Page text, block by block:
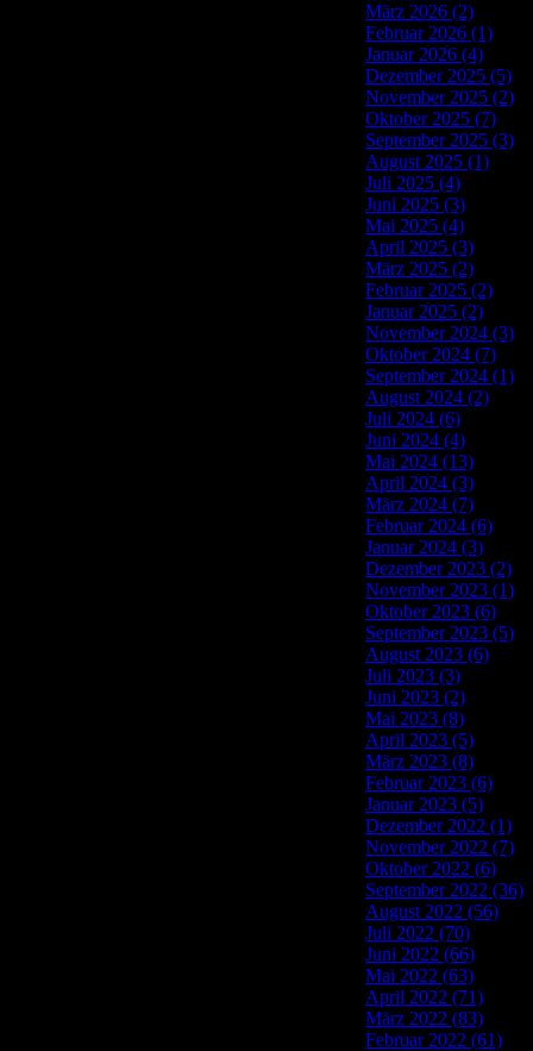
März 2026 (2)
Februar 2026 (1)
Januar 2026 (4)
Dezember 2025 (5)
November 2025 (2)
Oktober 2025 (7)
September 2025 (3)
August 2025 (1)
Juli 2025 (4)
Juni 2025 (3)
Mai 2025 (4)
April 2025 (3)
März 2025 (2)
Februar 2025 (2)
Januar 2025 (2)
November 2024 (3)
Oktober 2024 (7)
September 2024 (1)
August 2024 (2)
Juli 2024 (6)
Juni 2024 (4)
Mai 2024 (13)
April 2024 (3)
März 2024 (7)
Februar 2024 (6)
Januar 2024 (3)
Dezember 2023 (2)
November 2023 (1)
Oktober 2023 (6)
September 2023 (5)
August 2023 (6)
Juli 2023 (3)
Juni 2023 (2)
Mai 2023 (8)
April 2023 (5)
März 2023 (8)
Februar 2023 (6)
Januar 2023 (5)
Dezember 2022 (1)
November 2022 (7)
Oktober 2022 (6)
September 2022 (36)
August 2022 (56)
Juli 2022 (70)
Juni 2022 (66)
Mai 2022 (63)
April 2022 (71)
März 2022 (83)
Februar 2022 (61)